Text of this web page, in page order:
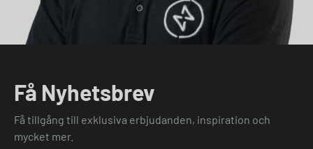
Få Nyhetsbrev
Få tillgång till exklusiva erbjudanden, inspiration och
mycket mer.